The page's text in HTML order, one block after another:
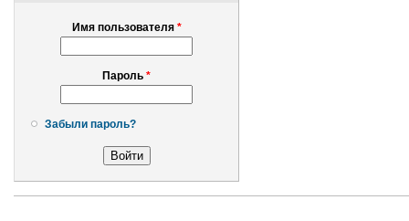
Имя пользователя *
Пароль *
Забыли пароль?